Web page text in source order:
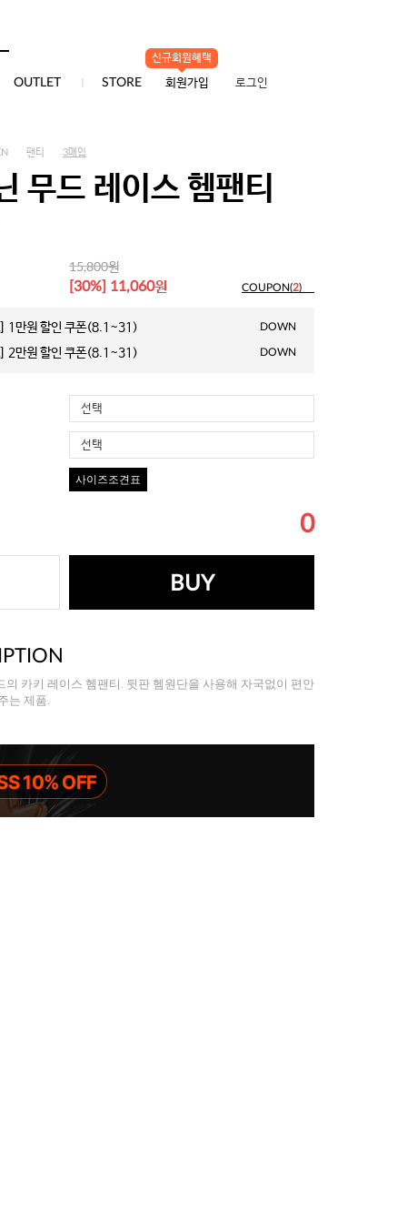
OUTLET STORE
신규회원혜택
회원가입 로그인
팬티 3매입
무드 레이스 헴팬티
15,800원
[30%] 11,060원 COUPON(2)
] 1만원 할인 쿠폰(8.1~31) DOWN
] 2만원 할인 쿠폰(8.1~31) DOWN
선택
선택
사이즈조견표
0
BUY
의 카키 레이스 헴팬티. 뒷판 헴원단을 사용해 자국없이 편안
는 제품.